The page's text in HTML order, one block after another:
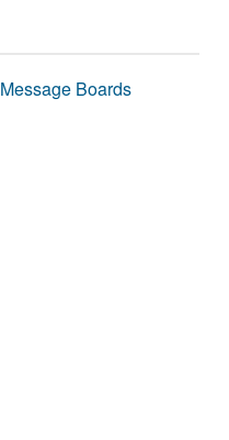
Message Boards